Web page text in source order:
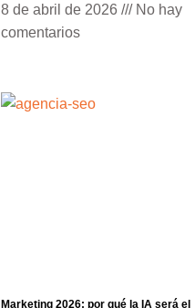
8 de abril de 2026
No hay
comentarios
Marketing 2026: por qué la IA será el